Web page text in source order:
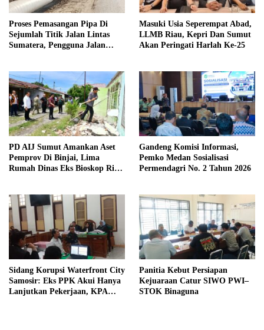
Proses Pemasangan Pipa Di
Sejumlah Titik Jalan Lintas
Sumatera, Pengguna Jalan
Masuki Usia Seperempat Abad,
LLMB Riau, Kepri Dan Sumut
Akan Peringati Harlah Ke-25
PD AIJ Sumut Amankan Aset
Pemprov Di Binjai, Lima
Rumah Dinas Eks Bioskop Ria
Gandeng Komisi Informasi,
Pemko Medan Sosialisasi
Permendagri No. 2 Tahun 2026
Sidang Korupsi Waterfront City
Samosir: Eks PPK Akui Hanya
Lanjutkan Pekerjaan, KPA
Panitia Kebut Persiapan
Kejuaraan Catur SIWO PWI–
STOK Binaguna